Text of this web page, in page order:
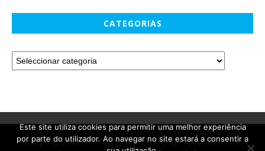
CATEGORIAS
Concept by SalesUp © Copyright - Active Up. Todos os direitos
reservados. - Política de Privacidade
Este site utiliza cookies para permitir uma melhor experiência
por parte do utilizador. Ao navegar no site estará a consentir a